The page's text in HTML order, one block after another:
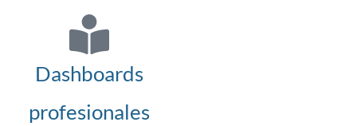
Dashboards
profesionales